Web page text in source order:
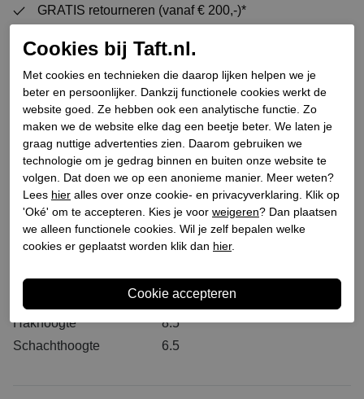
GRATIS retourneren (vanaf € 200,-)*
Specificaties
Merk
Conhpol
Leveranciercode
C0PB-L142-0765-00P09
Categorie
Pumps
Kleur
Zwart
Bestelcode
155100094
Materiaal buitenkant
Leer
Materiaal binnenkant
Leer
Rubber
Hakhoogte
8.5
Schachthoogte
6.5
Cookies bij Taft.nl.
Met cookies en technieken die daarop lijken helpen we je
beter en persoonlijker. Dankzij functionele cookies werkt de
website goed. Ze hebben ook een analytische functie. Zo
maken we de website elke dag een beetje beter. We laten je
graag nuttige advertenties zien. Daarom gebruiken we
technologie om je gedrag binnen en buiten onze website te
volgen. Dat doen we op een anonieme manier. Meer weten?
Lees hier alles over onze cookie- en privacyverklaring. Klik op
'Oké' om te accepteren. Kies je voor weigeren? Dan plaatsen
we alleen functionele cookies. Wil je zelf bepalen welke
cookies er geplaatst worden klik dan hier.